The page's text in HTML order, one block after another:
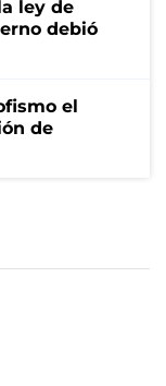
ley de
debió
el
de